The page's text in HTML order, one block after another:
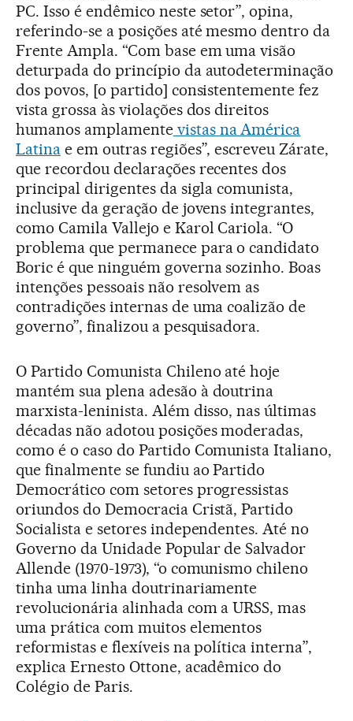
PC. Isso é endêmico neste setor”, opina,
referindo-se a posições até mesmo dentro da
Frente Ampla. “Com base em uma visão
deturpada do princípio da autodeterminação
dos povos, [o partido] consistentemente fez
vista grossa às violações dos direitos
humanos amplamentevistas na América
Latinae em outras regiões”, escreveu Zárate,
que recordou declarações recentes dos
principal dirigentes da sigla comunista,
inclusive da geração de jovens integrantes,
como Camila Vallejo e Karol Cariola. “O
problema que permanece para o candidato
Boric é que ninguém governa sozinho. Boas
intenções pessoais não resolvem as
contradições internas de uma coalizão de
governo”, finalizou a pesquisadora.
O Partido Comunista Chileno até hoje
mantém sua plena adesão à doutrina
marxista-leninista. Além disso, nas últimas
décadas não adotou posições moderadas,
como é o caso do Partido Comunista Italiano,
que finalmente se fundiu ao Partido
Democrático com setores progressistas
oriundos do Democracia Cristã, Partido
Socialista e setores independentes. Até no
Governo da Unidade Popular de Salvador
Allende (1970-1973), “o comunismo chileno
tinha uma linha doutrinariamente
revolucionária alinhada com a URSS, mas
uma prática com muitos elementos
reformistas e flexíveis na política interna”,
explica Ernesto Ottone, acadêmico do
Colégio de Paris.